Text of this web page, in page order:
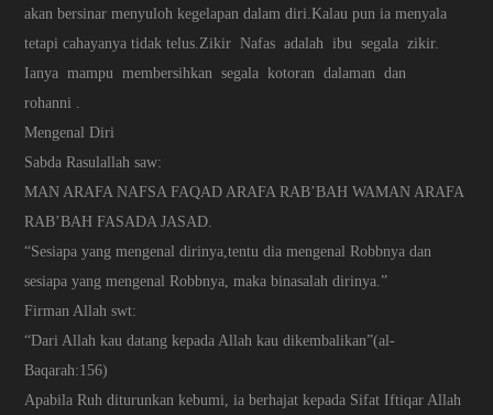
akan bersinar menyuloh kegelapan dalam diri.Kalau pun ia menyala
tetapi cahayanya tidak telus.Zikir Nafas adalah ibu segala zikir.
Ianya mampu membersihkan segala kotoran dalaman dan
rohanni .
Mengenal Diri
Sabda Rasulallah saw:
MAN ARAFA NAFSA FAQAD ARAFA RAB’BAH WAMAN ARAFA
RAB’BAH FASADA JASAD.
“Sesiapa yang mengenal dirinya,tentu dia mengenal Robbnya dan
sesiapa yang mengenal Robbnya, maka binasalah dirinya.”
Firman Allah swt:
“Dari Allah kau datang kepada Allah kau dikembalikan”(al-
Baqarah:156)
Apabila Ruh diturunkan kebumi, ia berhajat kepada Sifat Iftiqar Allah